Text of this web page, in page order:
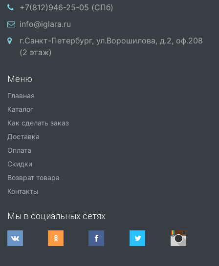
+7(812)946-25-05 (СПб)
info@iglara.ru
г.Санкт-Петербург, ул.Ворошилова, д.2, оф.208
(2 этаж)
Меню
Главная
Каталог
Как сделать заказ
Доставка
Оплата
Скидки
Возврат товара
Контакты
Мы в социальных сетях